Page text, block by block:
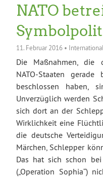
NATO
11. Februar 2016 •
Die Maßnahmen, die
NATO-Staaten
beschlossen haben,
Unverzüglich werden
sich dort an der
Wirklichkeit eine
die deutsche
Märchen, Schlepper
Das hat sich schon bei
(„Operation Sophia“)